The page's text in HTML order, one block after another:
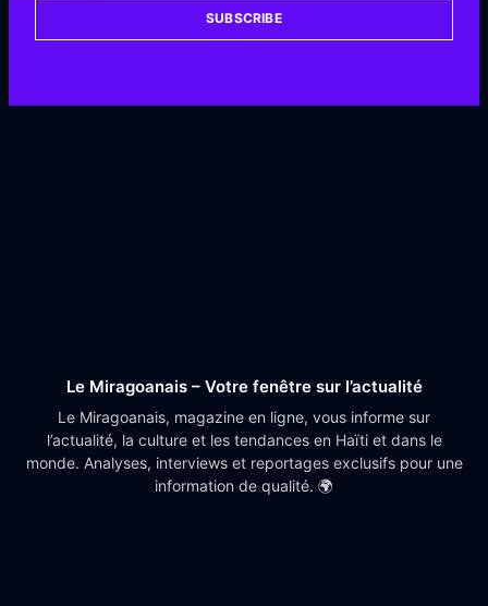
SUBSCRIBE
Le Miragoanais – Votre fenêtre sur l’actualité
Le Miragoanais, magazine en ligne, vous informe sur
l’actualité, la culture et les tendances en Haïti et dans le
monde. Analyses, interviews et reportages exclusifs pour une
information de qualité. 🌍